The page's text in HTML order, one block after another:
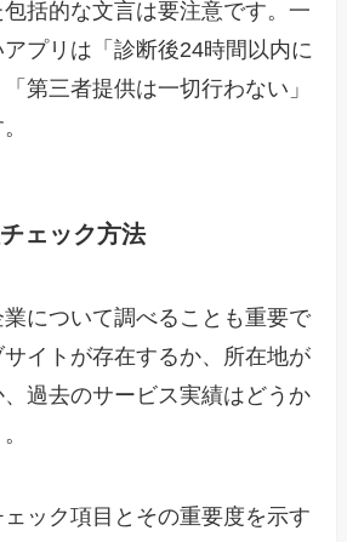
括的な文言は要注意です。一
プリは「診断後24時間以内に
第三者提供は一切行わない」
ェック方法
について調べることも重要で
イトが存在するか、所在地が
過去のサービス実績はどうか
ック項目とその重要度を示す